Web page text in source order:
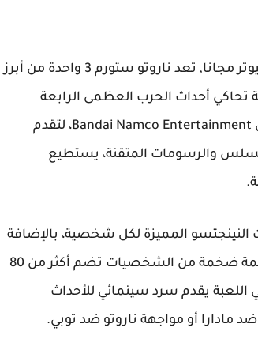
للكمبيوتر مجانا, تعد ناروتو ستورم 3 واحدة من أبرز
تحاكي أحداث الحرب العظمى الرابعة
للنينجا. تم تطوير اللعبة بواسطة CyberConnect2 ونشرها من قبل Bandai Namco Entertainment، لتقدم
والرسومات المتقنة، يستطيع
النينجتسو المميزة لكل شخصية، بالإضافة
إلى تنفيذ الهجمات المشتركة والجتسو النهائي. كما تحتوي على قائمة ضخمة من الشخصيات تضم أكثر من 80
اللعبة يقدم سرد سينمائي للأحداث
مادارا أو مواجهة ناروتو ضد توبي.